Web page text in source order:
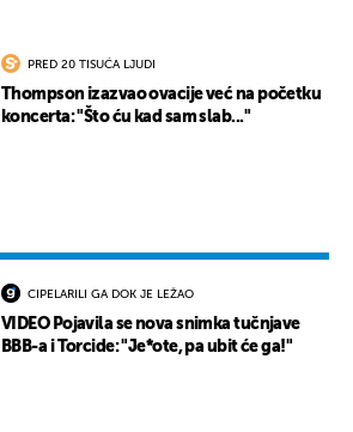
PRED 20 TISUĆA LJUDI
Thompson izazvao ovacije već na početku
koncerta: "Što ću kad sam slab..."
CIPELARILI GA DOK JE LEŽAO
VIDEO Pojavila se nova snimka tučnjave
BBB-a i Torcide: "Je*ote, pa ubit će ga!"